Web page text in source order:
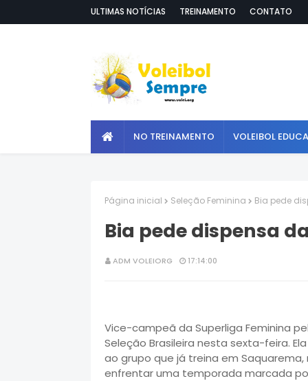
ULTIMAS NOTÍCIAS TREINAMENTO CONTATO
NO TREINAMENTO VOLEIBOL
Página inicial Seleção Feminina Bia pede
Bia pede dispensa
ADM VOLEIORG 17:14:00
Vice-campeã da Superliga Feminina
Seleção Brasileira nesta sexta-feira.
ao grupo que já treina em
enfrentar uma temporada marcada